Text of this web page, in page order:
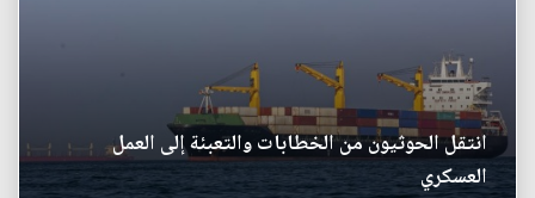
انتقل الحوثيون من الخطابات والتعبئة إلى العمل
العسكري